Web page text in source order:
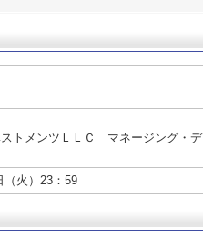
ストメンツＬＬＣ マネージング・デ
（火）23：59